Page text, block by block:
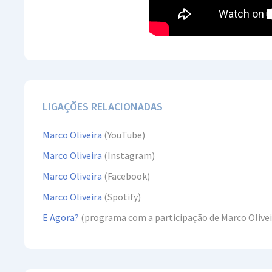
LIGAÇÕES RELACIONADAS
Marco Oliveira (YouTube)
Marco Oliveira (Instagram)
Marco Oliveira (Facebook)
Marco Oliveira (Spotify)
E Agora? (programa com a participação de Marco